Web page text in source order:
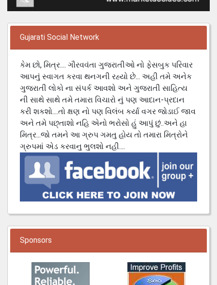
Gujarati Social Network
કેમ છો, મિત્ર.... ગૌરવવંતા ગુજરાતીઓ નો ફેસબુક પરિવાર
આપનું સ્વાગત કરવા થનગની રહ્યો છે... અહી તમે અનેક
ગુજરાતી લોકો ના સંપર્ક આવશો અને ગુજરાતી સાહિત્ય
ની સાથે સાથે તમે તમારા વિચારો નું પણ આદાન-પ્રદાન
કરી શકશો....તો ક્ષણ નો પણ વિલંબ કર્યા વગર જોડાઈ જાવ
અને તમે પછ્તાશો નહિ એનો ભરોસો હું આપું છું..અને હા
મિત્ર...જો તમને આ ગ્રુપ ગમતુ હોય તો તમારા મિત્રોને
ગ્રુપમાં એડ કરવાનુ ભુલશો નહી....
Sponsors